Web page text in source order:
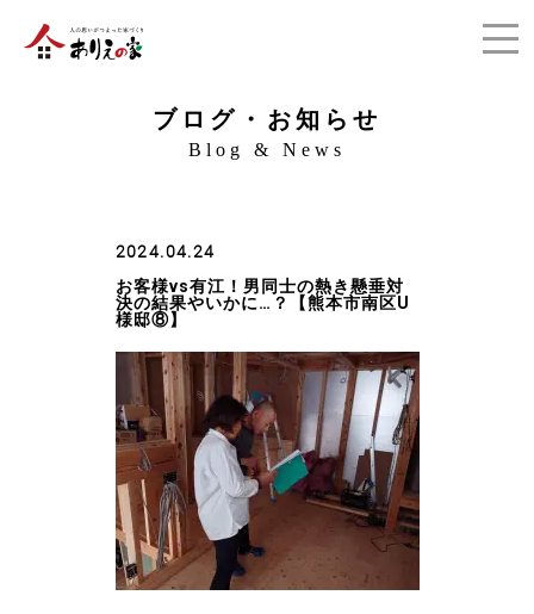
ブログ・お知らせ
Blog & News
2024.04.24
お客様vs有江！男同士の熱き懸垂対
決の結果やいかに…？【熊本市南区U
様邸⑧】